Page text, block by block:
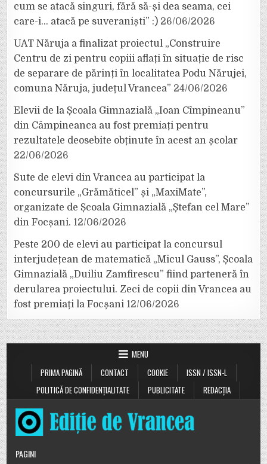
cum se atacă singuri, fără să-și dea seama, cei
care-i… atacă pe suveraniști” :) 26/06/2026
UAT Năruja a finalizat proiectul „Construire
Centru de zi pentru copiii aflați în situație de risc
de separare de părinți în localitatea Podu Nărujei,
comuna Năruja, județul Vrancea” 24/06/2026
Elevii de la Școala Gimnazială „Ioan Cîmpineanu”
din Câmpineanca au fost premiați pentru
rezultatele deosebite obținute în acest an școlar
22/06/2026
Sute de elevi din Vrancea au participat la
concursurile „Grămăticel” și „MaxiMate”,
organizate de Școala Gimnazială „Ștefan cel Mare”
din Focșani. 12/06/2026
Peste 200 de elevi au participat la concursul
interjudețean de matematică „Micul Gauss”, Școala
Gimnazială „Duiliu Zamfirescu” fiind parteneră în
derularea proiectului. Zeci de copii din Vrancea au
fost premiați la Focșani 12/06/2026
MENU
PRIMA PAGINĂ
CONTACT COOKIE
ISSN / ISSN-L
POLITICĂ DE CONFIDENȚIALITATE
PUBLICITATE REDACȚIA
PAGINI